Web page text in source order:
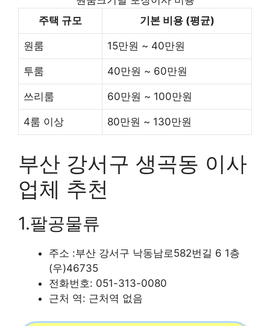
주택 규모
기본 비용 (평균)
원룸 15만원 ~ 40만원
투룸 40만원 ~ 60만원
쓰리룸 60만원 ~ 100만원
4룸 이상 80만원 ~ 130만원
부산 강서구 생곡동 이사
업체 추천
1.팔공물류
주소 :부산 강서구 낙동남로582번길 6 1층
(우)46735
전화번호: 051-313-0080
근처 역: 근처역 없음